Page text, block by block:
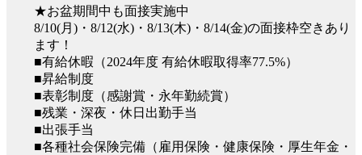
★お盆期間中も面接実施中
8/10(月)・8/12(水)・8/13(木)・8/14(金)の面接枠空きあり
ます！
■有給休暇（2024年度 有給休暇取得率77.5%）
■昇給制度
■表彰制度（感謝賞・永年勤続賞）
■残業・深夜・休日出勤手当
■出張手当
■各種社会保険完備（雇用保険・健康保険・厚生年金・